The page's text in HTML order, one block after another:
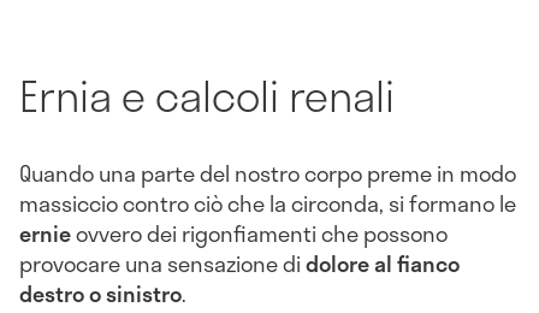
Ernia e calcoli renali
Quando una parte del nostro corpo preme in modo
massiccio contro ciò che la circonda, si formano le
ernieovvero dei rigonfiamenti che possono
provocare una sensazione didolore al fianco
destro o sinistro.